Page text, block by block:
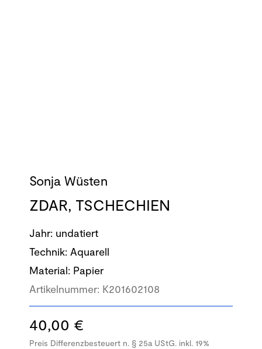
Sonja Wüsten
ZDAR, TSCHECHIEN
Jahr: undatiert
Technik: Aquarell
Material: Papier
Artikelnummer: K201602108
40,00 €
Preis Differenzbesteuert n. § 25a UStG. inkl. 19%